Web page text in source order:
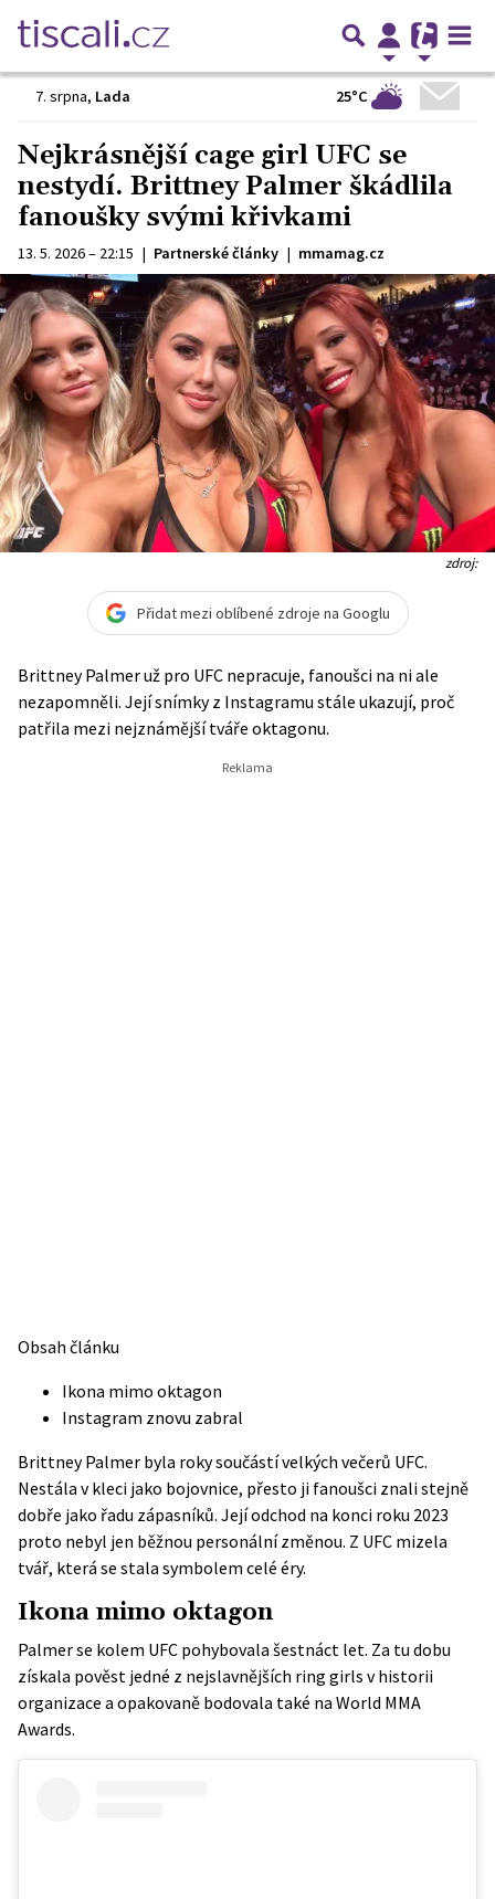
7. srpna, Lada 25°C
Nejkrásnější cage girl UFC se
nestydí. Brittney Palmer škádlila
fanoušky svými křivkami
13. 5. 2026 – 22:15 | Partnerské články | mmamag.cz
zdroj:
Přidat mezi oblíbené zdroje na Googlu
Brittney Palmer už pro UFC nepracuje, fanoušci na ni ale
nezapomněli. Její snímky z Instagramu stále ukazují, proč
patřila mezi nejznámější tváře oktagonu.
Obsah článku
Ikona mimo oktagon
Instagram znovu zabral
Brittney Palmer byla roky součástí velkých večerů UFC.
Nestála v kleci jako bojovnice, přesto ji fanoušci znali stejně
dobře jako řadu zápasníků. Její odchod na konci roku 2023
proto nebyl jen běžnou personální změnou. Z UFC mizela
tvář, která se stala symbolem celé éry.
Ikona mimo oktagon
Palmer se kolem UFC pohybovala šestnáct let. Za tu dobu
získala pověst jedné z nejslavnějších ring girls v historii
organizace a opakovaně bodovala také na World MMA
Awards.